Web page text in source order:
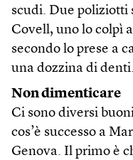
scudi. Due poliziotti
Covell, uno lo colpì
secondo lo prese a
una dozzina di
Non dimenticare
Ci sono diversi
cos’è successo a
Genova. Il primo è